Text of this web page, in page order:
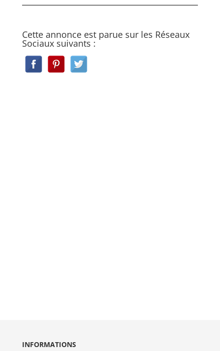
Cette annonce est parue sur les Réseaux
Sociaux suivants :
INFORMATIONS